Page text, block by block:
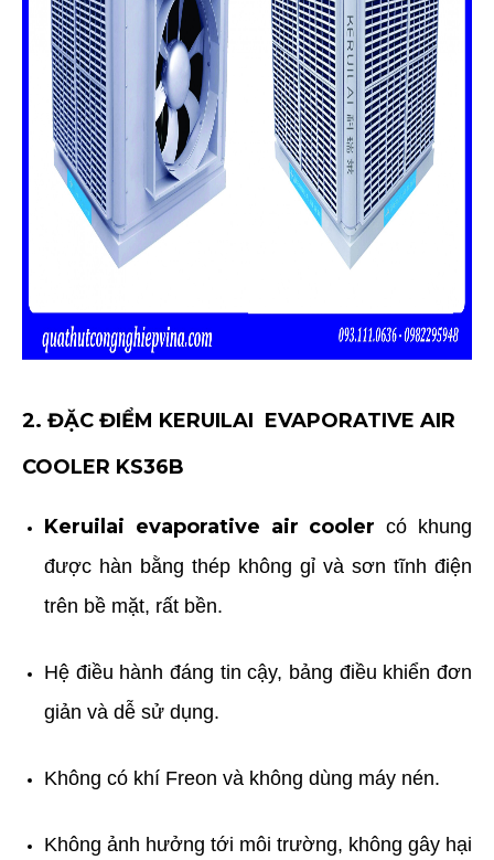
2. ĐẶC ĐIỂM KERUILAI EVAPORATIVE AIR
COOLER KS36B
Keruilai evaporative air coolercó khung
được hàn bằng thép không gỉ và sơn tĩnh điện
trên bề mặt, rất bền.
Hệ điều hành đáng tin cậy, bảng điều khiển đơn
giản và dễ sử dụng.
Không có khí Freon và không dùng máy nén.
Không ảnh hưởng tới môi trường, không gây hại